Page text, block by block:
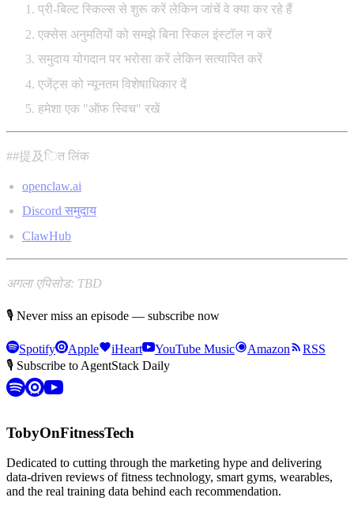
प्री-बिल्ट स्किल्स से शुरू करें लेकिन जांचें वे क्या कर रहे हैं
एक्सेस अनुमतियों को समझे बिना स्किल इंस्टॉल न करें
समुदाय योगदान पर भरोसा करें लेकिन सत्यापित करें
एजेंट्स को न्यूनतम विशेषाधिकार दें
हमेशा एक "ऑफ स्विच" रखें
##提及ित लिंक
openclaw.ai
Discord समुदाय
ClawHub
अगला एपिसोड: TBD
🎙 Never miss an episode — subscribe now
Spotify Apple iHeart YouTube Music Amazon
RSS
🎙 Subscribe to AgentStack Daily
TobyOnFitnessTech
Dedicated to cutting through the marketing hype and delivering
data-driven reviews of fitness technology, smart gyms, wearables,
and the real training data behind each recommendation.